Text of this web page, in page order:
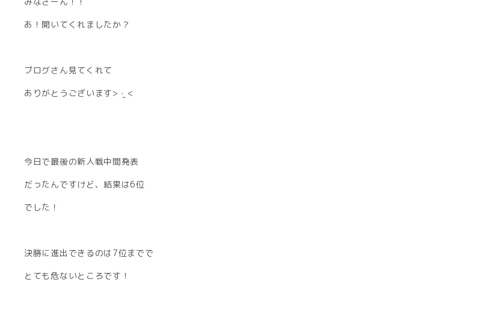
あ！開いてくれましたか？
ブログさん見てくれて
ありがとうございます> ·̫ <
今日で最後の新人戦中間発表
だったんですけど、結果は6位
でした！
決勝に進出できるのは7位までで
とても危ないところです！